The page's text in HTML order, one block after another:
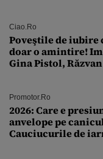
Ciao.ro
Poveştile de iubire
doar o amintire!
Gina Pistol,
Promotor.ro
2026: Care e
anvelope pe
Cauciucurile de